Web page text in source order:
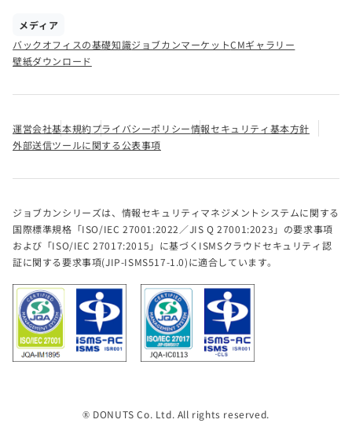
メディア
バックオフィスの基礎知識ジョブカンマーケットCMギャラリー
壁紙ダウンロード
運営会社基本規約プライバシーポリシー情報セキュリティ基本方針
外部送信ツールに関する公表事項
ジョブカンシリーズは、情報セキュリティマネジメントシステムに関する
国際標準規格「ISO/IEC 27001:2022／JIS Q 27001:2023」の要求事項
および「ISO/IEC 27017:2015」に基づくISMSクラウドセキュリティ認
証に関する要求事項(JIP-ISMS517-1.0)に適合しています。
® DONUTS Co. Ltd. All rights reserved.